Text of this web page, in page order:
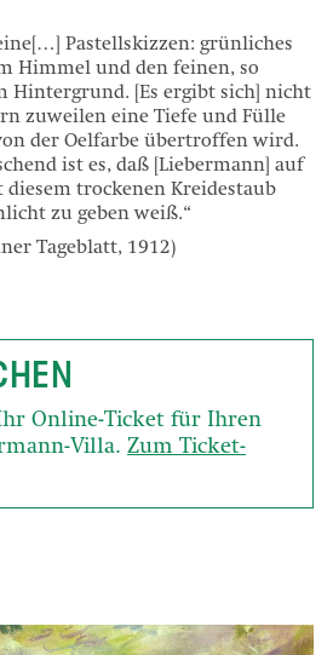
Pastellskizzen: grünliches
Himmel und den feinen, so
Hintergrund. [Es ergibt sich] nicht
zuweilen eine Tiefe und Fülle
der Oelfarbe übertroffen wird.
ist es, daß [Liebermann] auf
trockenen Kreidestaub
zu geben weiß.“
Tageblatt, 1912)
Online-Ticket für Ihren
Villa. Zum Ticket-